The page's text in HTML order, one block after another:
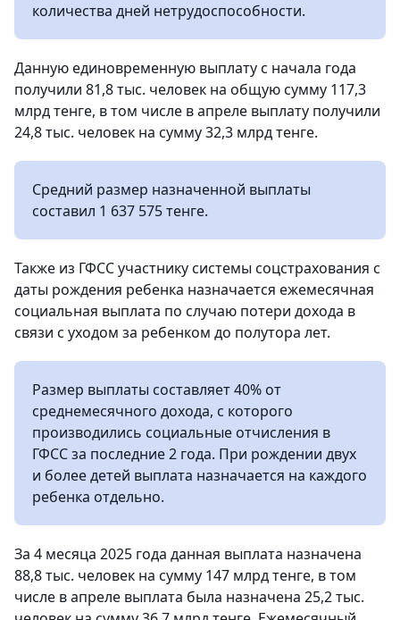
количества дней нетрудоспособности.
Данную единовременную выплату c начала года
получили 81,8 тыс. человек на общую сумму 117,3
млрд тенге, в том числе в апреле выплату получили
24,8 тыс. человек на сумму 32,3 млрд тенге.
Средний размер назначенной выплаты
составил 1 637 575 тенге.
Также из ГФСС участнику системы соцстрахования с
даты рождения ребенка назначается ежемесячная
социальная выплата по случаю потери дохода в
связи с уходом за ребенком до полутора лет.
Размер выплаты составляет 40% от
среднемесячного дохода, с которого
производились социальные отчисления в
ГФСС за последние 2 года. При рождении двух
и более детей выплата назначается на каждого
ребенка отдельно.
За 4 месяца 2025 года данная выплата назначена
88,8 тыс. человек на сумму 147 млрд тенге, в том
числе в апреле выплата была назначена 25,2 тыс.